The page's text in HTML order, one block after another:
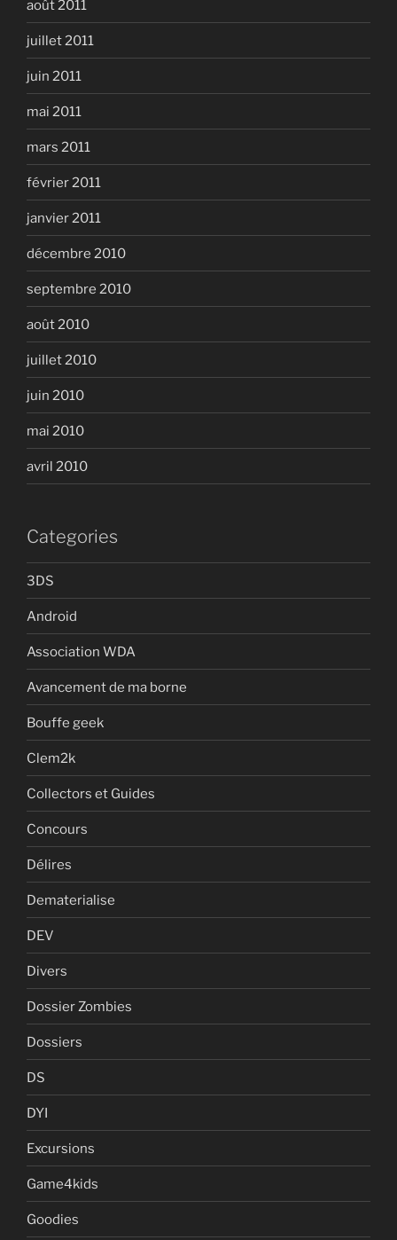
août 2011
juillet 2011
juin 2011
mai 2011
mars 2011
février 2011
janvier 2011
décembre 2010
septembre 2010
août 2010
juillet 2010
juin 2010
mai 2010
avril 2010
Categories
3DS
Android
Association WDA
Avancement de ma borne
Bouffe geek
Clem2k
Collectors et Guides
Concours
Délires
Dematerialise
DEV
Divers
Dossier Zombies
Dossiers
DS
DYI
Excursions
Game4kids
Goodies